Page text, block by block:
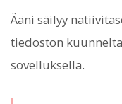
Ääni säilyy
tiedoston
sovelluksella.